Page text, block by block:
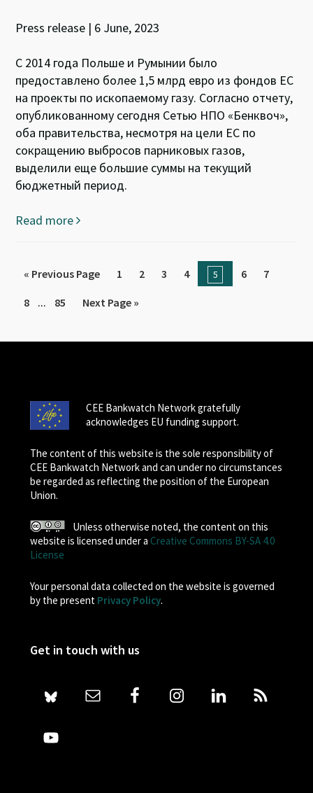
Press release | 6 June, 2023
С 2014 года Польше и Румынии было
предоставлено более 1,5 млрд евро из фондов ЕС
на проекты по ископаемому газу. Согласно отчету,
опубликованному сегодня Сетью НПО «Бенквоч»,
оба правительства, несмотря на цели ЕС по
сокращению выбросов парниковых газов,
выделили еще большие суммы на текущий
бюджетный период.
Read more
« Previous Page 1 2 3 4 5 6 7
8 ... 85 Next Page »
CEE Bankwatch Network gratefully
acknowledges EU funding support.
The content of this website is the sole responsibility of
CEE Bankwatch Network and can under no circumstances
be regarded as reflecting the position of the European
Union.
Unless otherwise noted, the content on this
website is licensed under a Creative Commons BY-SA 4.0
License
Your personal data collected on the website is governed
by the present Privacy Policy.
Get in touch with us